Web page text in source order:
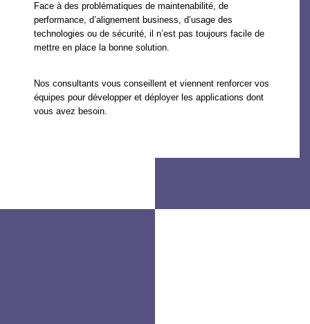
Face à des problématiques de maintenabilité, de
performance, d’alignement business, d’usage des
technologies ou de sécurité, il n’est pas toujours facile de
mettre en place la bonne solution.
Nos consultants vous conseillent et viennent renforcer vos
équipes pour développer et déployer les applications dont
vous avez besoin.